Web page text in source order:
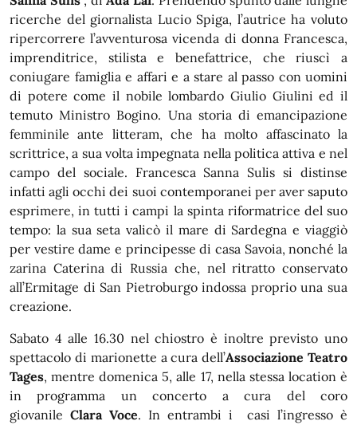
ricerche del giornalista Lucio Spiga, l’autrice ha voluto
ripercorrere l’avventurosa vicenda di donna Francesca,
imprenditrice, stilista e benefattrice, che riuscì a
coniugare famiglia e affari e a stare al passo con uomini
di potere come il nobile lombardo Giulio Giulini ed il
temuto Ministro Bogino. Una storia di emancipazione
femminile ante litteram, che ha molto affascinato la
scrittrice, a sua volta impegnata nella politica attiva e nel
campo del sociale. Francesca Sanna Sulis si distinse
infatti agli occhi dei suoi contemporanei per aver saputo
esprimere, in tutti i campi la spinta riformatrice del suo
tempo: la sua seta valicò il mare di Sardegna e viaggiò
per vestire dame e principesse di casa Savoia, nonché la
zarina Caterina di Russia che, nel ritratto conservato
all’Ermitage di San Pietroburgo indossa proprio una sua
creazione.
Sabato 4 alle 16.30 nel chiostro è inoltre previsto uno
spettacolo di marionette a cura dell’Associazione Teatro
Tages, mentre domenica 5, alle 17, nella stessa location è
in programma un concerto a cura del coro
giovanile Clara Voce. In entrambi i casi l’ingresso è